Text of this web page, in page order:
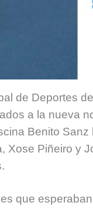
de Deportes
a la nueva
Benito Sanz
Xose Piñeiro y
que